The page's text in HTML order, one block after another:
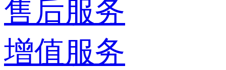
售后服务
增值服务